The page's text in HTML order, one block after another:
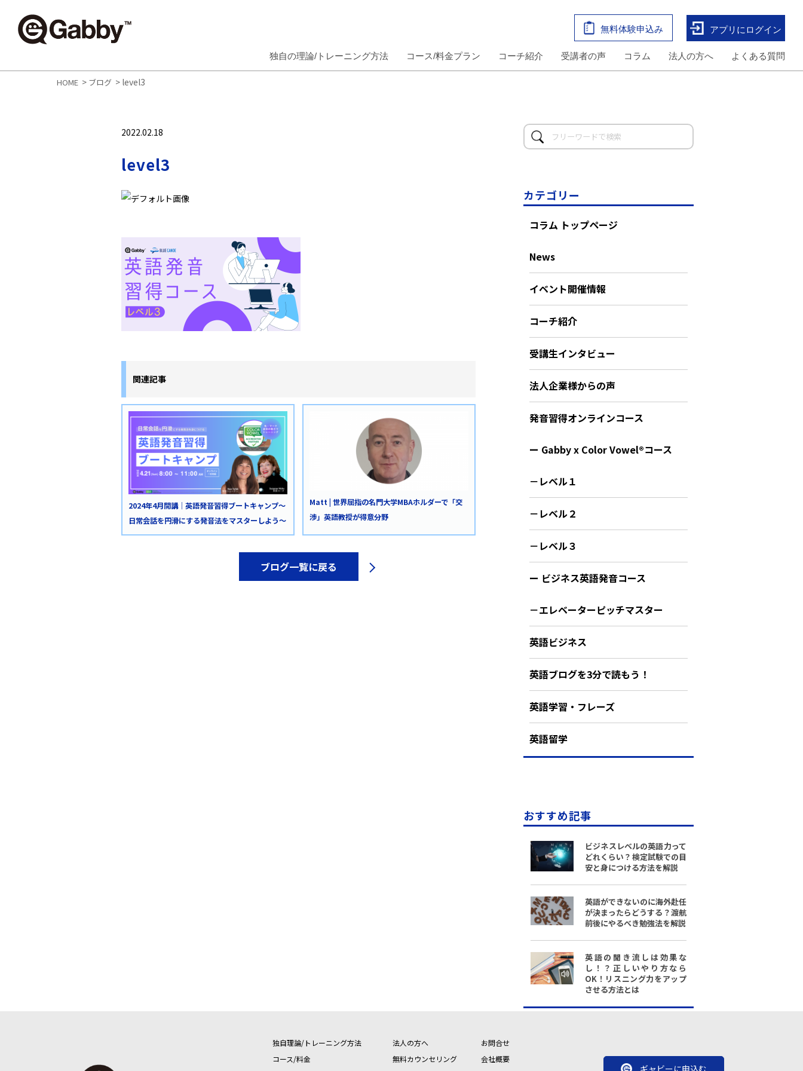
無料体験申込み アプリにログイン
独自の理論/トレーニング方法 コース/料金プラン コーチ紹介 受講者の声 コラム 法人の方へ よくある質問
HOME > ブログ > level3
2022.02.18
level3
関連記事
2024年4月開講｜英語発音習得ブートキャンプ～
日常会話を円滑にする発音法をマスターしよう～
Matt | 世界屈指の名門大学MBAホルダーで「交
渉」英語教授が得意分野
ブログ一覧に戻る
カテゴリー
コラム トップページ
News
イベント開催情報
コーチ紹介
受講生インタビュー
法人企業様からの声
発音習得オンラインコース
ー Gabby x Color Vowel®︎コース
－レベル１
－レベル２
－レベル３
ー ビジネス英語発音コース
－エレベーターピッチマスター
英語ビジネス
英語ブログを3分で読もう！
英語学習・フレーズ
英語留学
おすすめ記事
ビジネスレベルの英語力って
どれくらい？検定試験での目
安と身につける方法を解説
英語ができないのに海外赴任
が決まったらどうする？渡航
前後にやるべき勉強法を解説
英語の聞き流しは効果な
し！？正しいやり方なら
OK！リスニング力をアップ
させる方法とは
独自理論/トレーニング方法
コース/料金
法人の方へ
無料カウンセリング
お問合せ
会社概要